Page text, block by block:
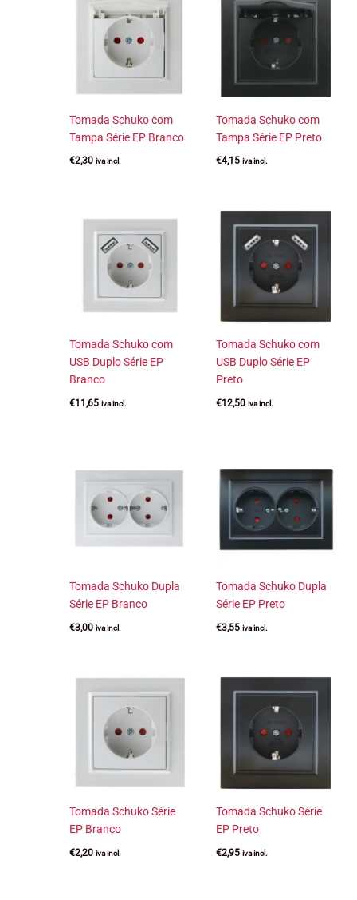
Tomada Schuko com
Tampa Série EP Branco
€2,30 iva incl.
Tomada Schuko com
Tampa Série EP Preto
€4,15 iva incl.
Tomada Schuko com
USB Duplo Série EP
Branco
€11,65 iva incl.
Tomada Schuko com
USB Duplo Série EP
Preto
€12,50 iva incl.
Tomada Schuko Dupla
Série EP Branco
€3,00 iva incl.
Tomada Schuko Dupla
Série EP Preto
€3,55 iva incl.
Tomada Schuko Série
EP Branco
€2,20 iva incl.
Tomada Schuko Série
EP Preto
€2,95 iva incl.